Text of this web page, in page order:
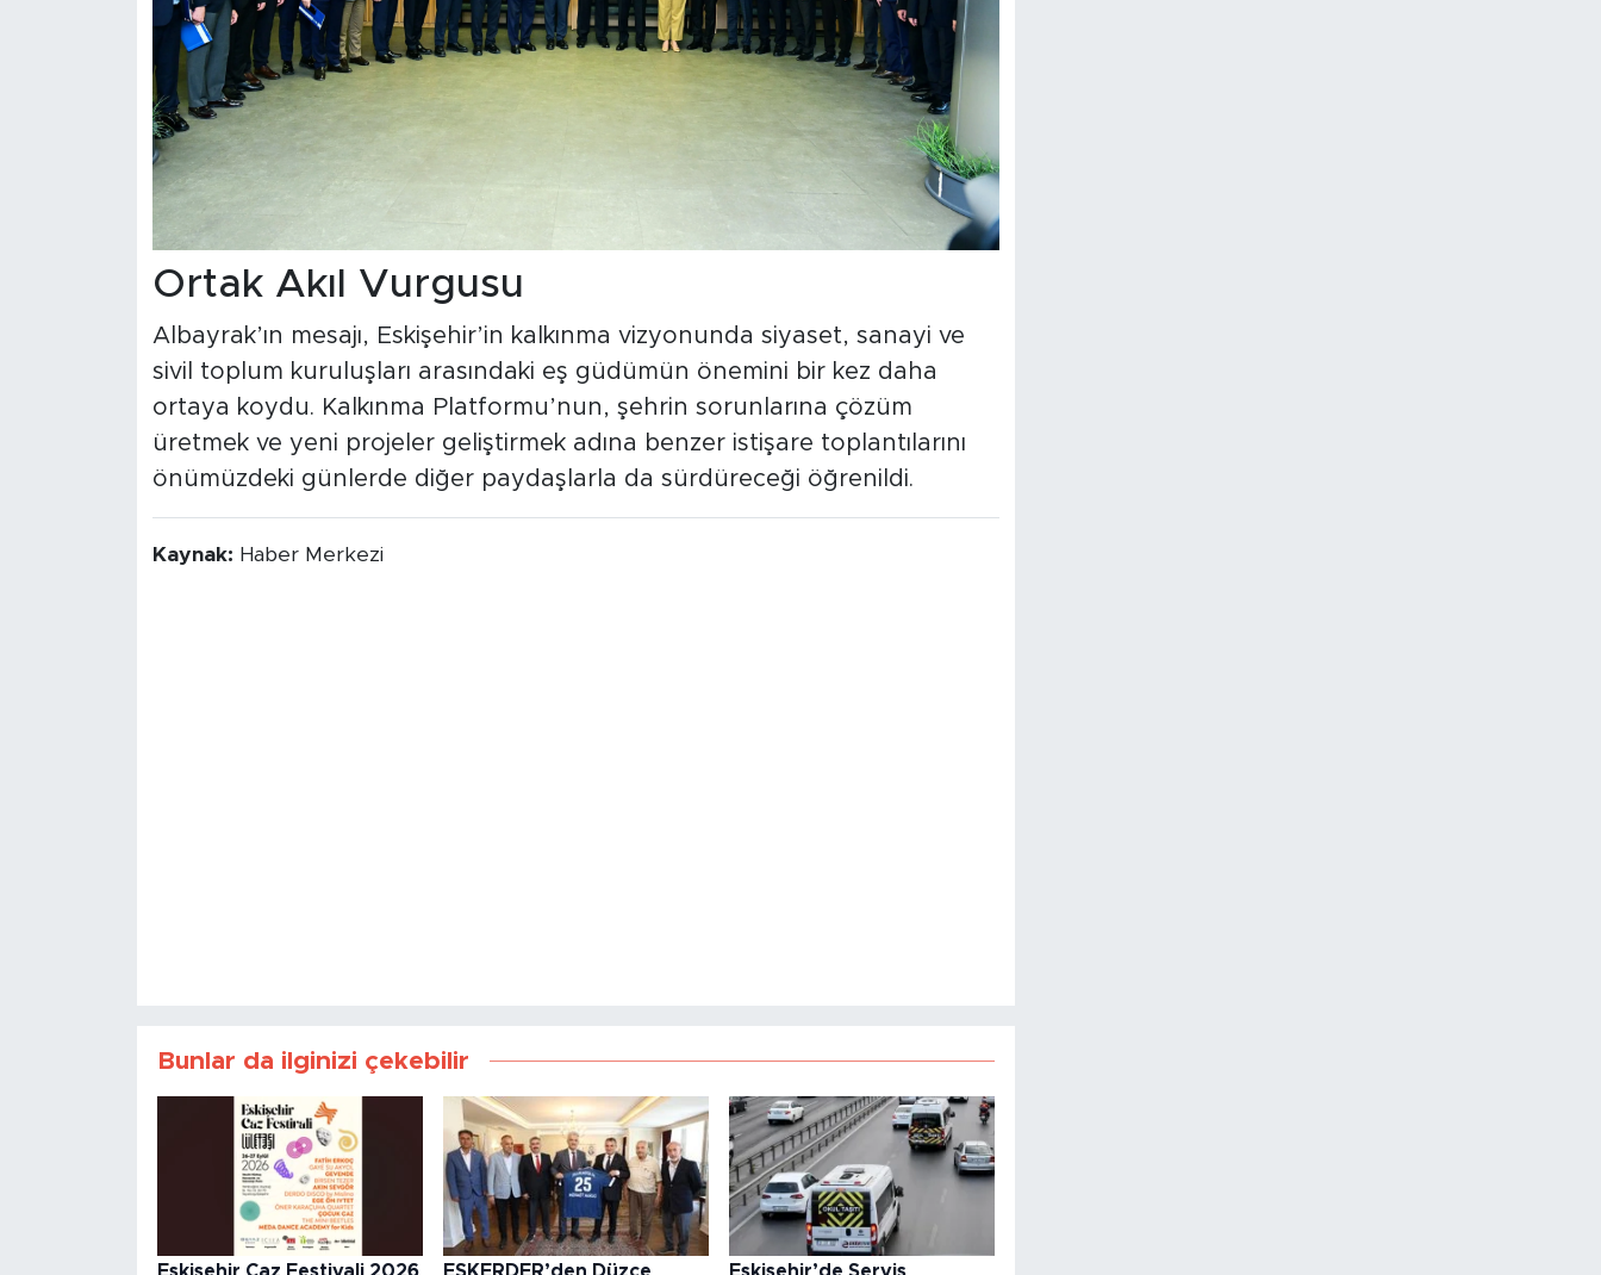
Ortak Akıl Vurgusu
Albayrak’ın mesajı, Eskişehir’in kalkınma vizyonunda siyaset, sanayi ve
sivil toplum kuruluşları arasındaki eş güdümün önemini bir kez daha
ortaya koydu. Kalkınma Platformu’nun, şehrin sorunlarına çözüm
üretmek ve yeni projeler geliştirmek adına benzer istişare toplantılarını
önümüzdeki günlerde diğer paydaşlarla da sürdüreceği öğrenildi.
Kaynak: Haber Merkezi
Bunlar da ilginizi çekebilir